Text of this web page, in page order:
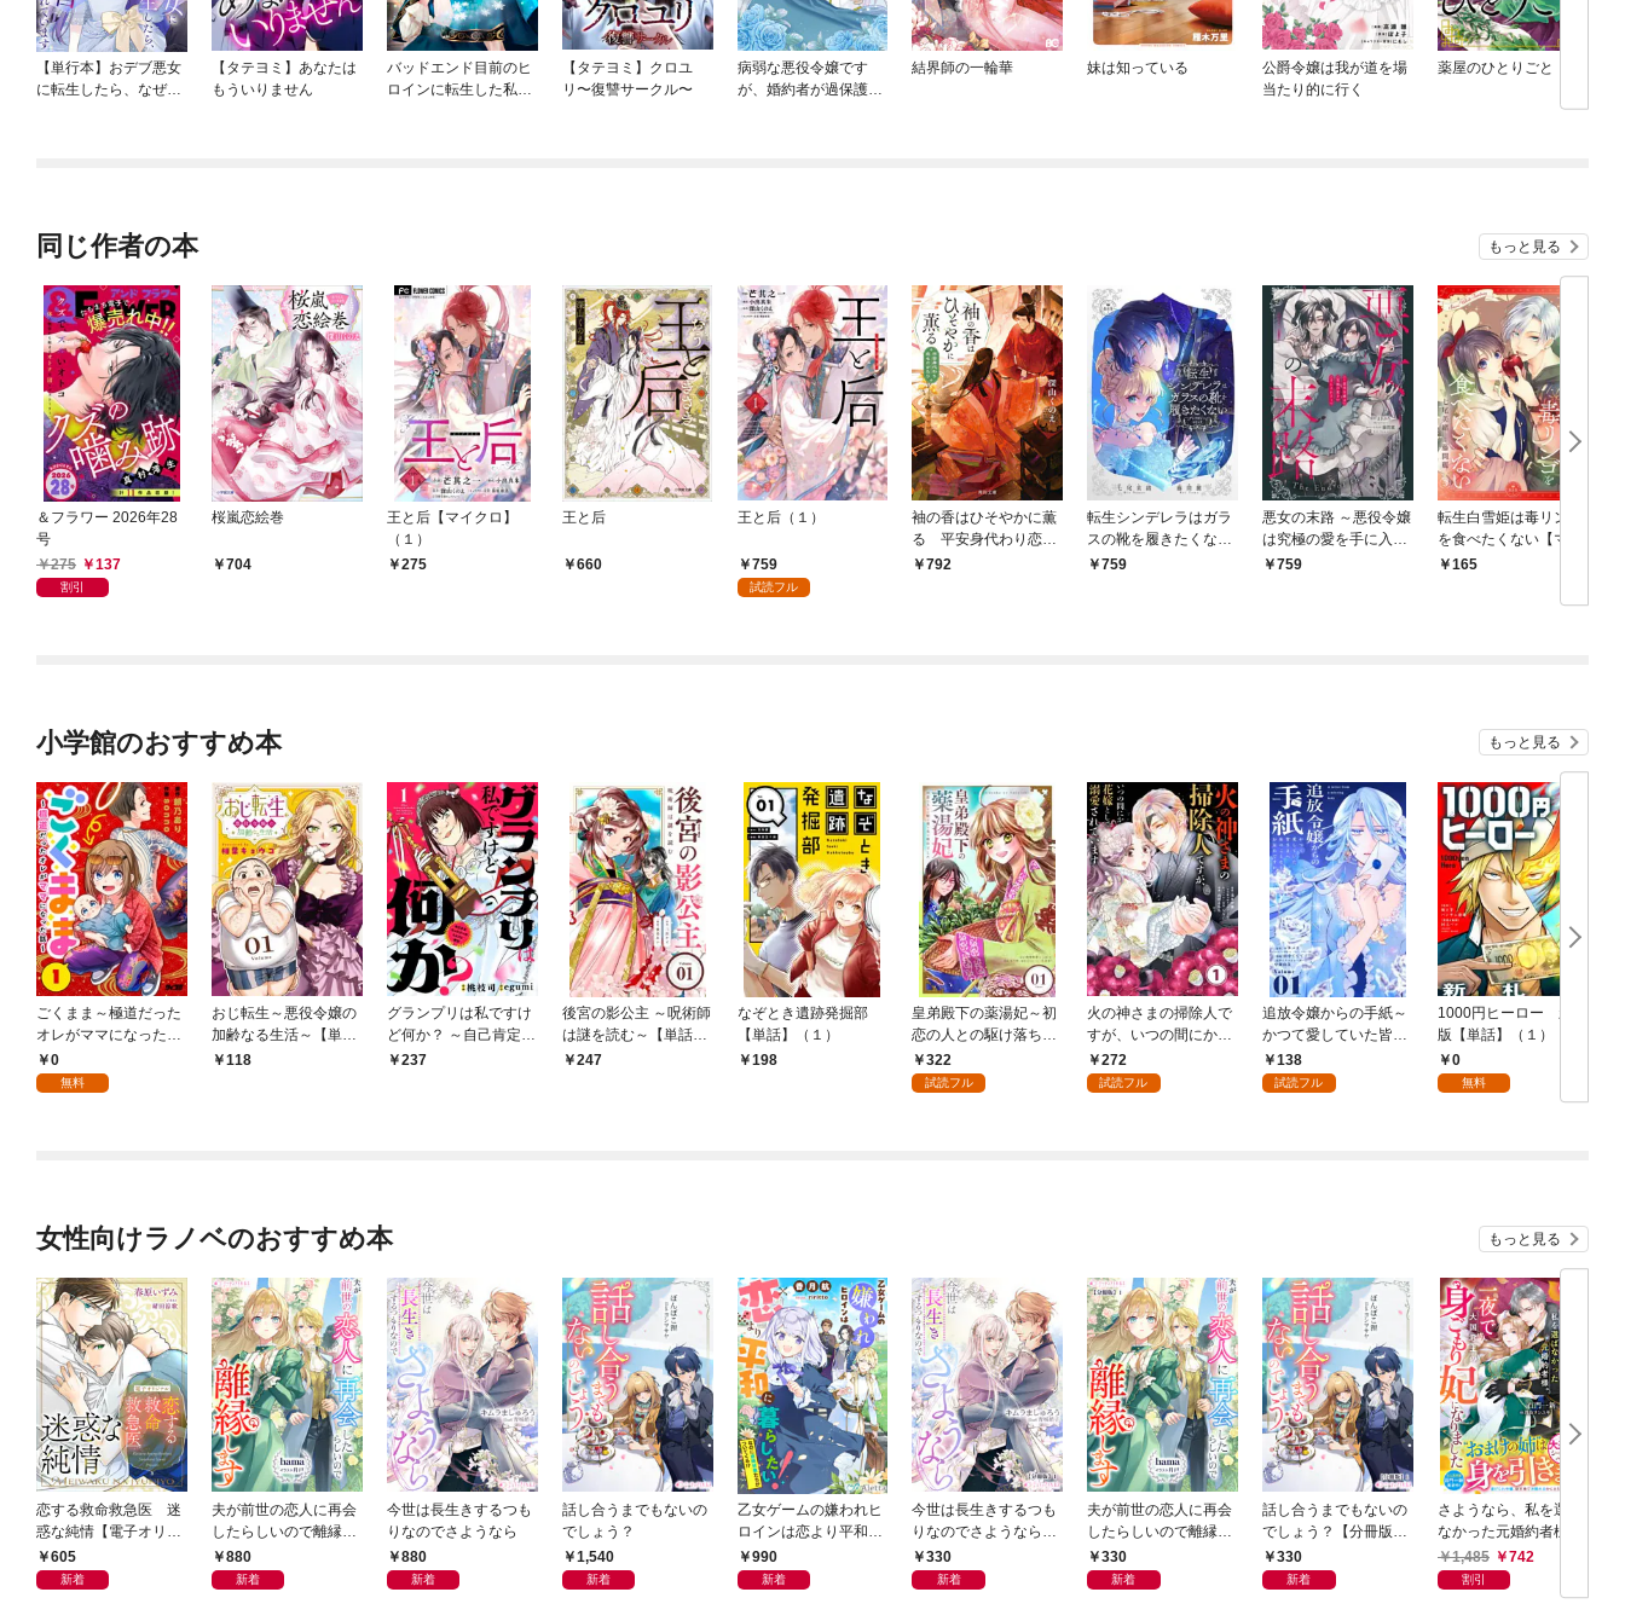
【単行本】おデブ悪女
に転生したら、なぜか
【タテヨミ】あなたは
もういりません
バッドエンド目前のヒ
ロインに転生した私、
【タテヨミ】クロユ
リ〜復讐サークル〜
病弱な悪役令嬢です
が、婚約者が過保護す
結界師の一輪華 妹は知っている
公爵令嬢は我が道を場
当たり的に行く
薬屋のひとりごと
同じ作者の本 もっと見る
＆フラワー 2026年28
号
275
137
割引
桜嵐恋絵巻
704
王と后【マイクロ】
（１）
275
王と后
660
王と后（１）
759
試読フル
袖の香はひそやかに薫
る 平安身代わり恋も
のがたり
792
転生シンデレラはガラ
スの靴を履きたくない
～アンソロジーコミッ
759
悪女の末路 ～悪役令嬢
は究極の愛を手に入れ
る～アンソロジーコミ
759
転生白雪姫は毒リンゴ
を食べたくない【マイ
クロ】（３）
165
小学館のおすすめ本 もっと見る
ごくまま～極道だった
オレがママになった話
～【単話】（１）
0
無料
おじ転生～悪役令嬢の
加齢なる生活～【単
話】（１）
118
グランプリは私ですけ
ど何か？ ～自己肯定モ
ンスターのミスコン無
237
後宮の影公主 ～呪術師
は謎を読む～【単話】
（１）
247
なぞとき遺跡発掘部
【単話】（１）
198
皇弟殿下の薬湯妃～初
恋の人との駆け落ち先
は後宮でした～【単
話】（１）
322
試読フル
火の神さまの掃除人で
すが、いつの間にか花
嫁として溺愛されてい
ます【単話】（１）
272
試読フル
追放令嬢からの手紙～
かつて愛していた皆さ
まへ 私のことなどお忘
れですか？～【単話】
138
試読フル
1000円ヒーロー 新札
版【単話】（１）
0
無料
女性向けラノベのおすすめ本 もっと見る
恋する救命救急医 迷
惑な純情【電子オリジ
ナル】
605
新着
夫が前世の恋人に再会
したらしいので離縁し
ます880
新着
今世は長生きするつも
りなのでさようなら
880
新着
話し合うまでもないの
でしょう？
1,540
新着
乙女ゲームの嫌われヒ
ロインは恋より平和に
暮らしたい！（なのに
攻略対象たちがついて
990
新着
今世は長生きするつも
りなのでさようなら
【分冊版】1
330
新着
夫が前世の恋人に再会
したらしいので離縁し
ます【分冊版】1
330
新着
話し合うまでもないの
でしょう？【分冊版】
1 330
新着
さようなら、私を選ば
なかった元婚約者様。
一夜で大国君主の身ご
もり妃になりました
【電子限定SS付き】
1,485 742
割引